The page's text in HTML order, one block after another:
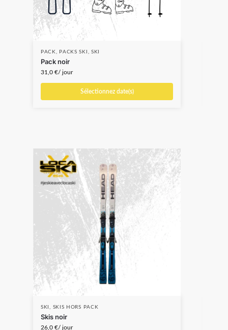
PACK PACKS SKI SKI
Pack noir
31,0 €/ jour
Sélectionnez date(s)
SKI SKIS HORS PACK
Skis noir
26,0 €/ jour